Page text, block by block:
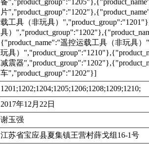
备
片
载工具（非玩具）
具）
{"product_name":"遥控运载工具（非玩具
玩具）
减震器
车","product_group":"1202"}]
1201;1202;1204;1205;1206;1208;1209;1210;
2017年12月22日
谢玉强
江苏省宝应县夏集镇王营村薛戈组16-1号